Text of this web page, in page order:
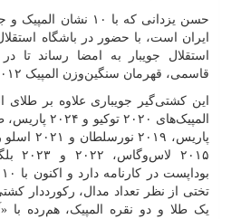
حسن یزدانی که با ۱۰
ایران است، با حضور در باشگاه
قاسمی، قهرمان سنگین‌وزن المپیک ۲۰۱۲ لندن، حضور داشته باشد.
پاریس،
تختی از نظر تعداد مدال، رکورددار
یک طلا و دو نقره المپیک، هم‌رده با